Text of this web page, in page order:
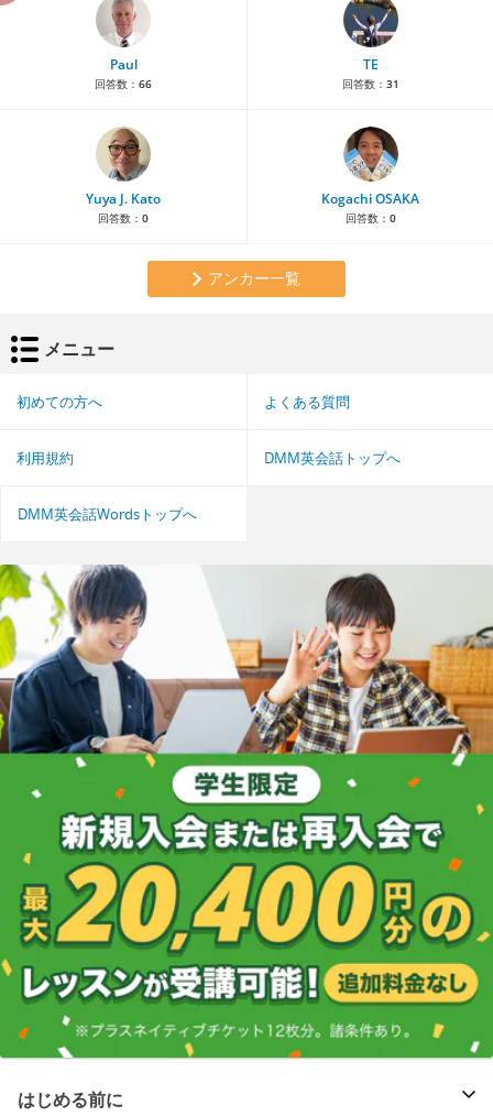
Paul
回答数： 66
TE
回答数： 31
Yuya J. Kato
回答数： 0
Kogachi OSAKA
回答数： 0
アンカー一覧
メニュー
初めての方へ よくある質問
利用規約 DMM英会話トップへ
DMM英会話Wordsトップへ
はじめる前に